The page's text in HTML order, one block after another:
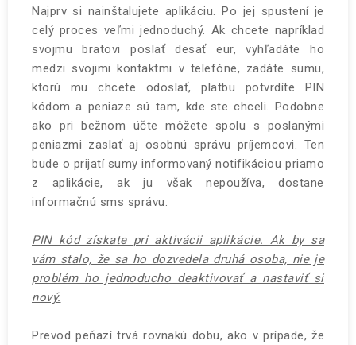
Najprv si nainštalujete aplikáciu. Po jej spustení je
celý proces veľmi jednoduchý. Ak chcete napríklad
svojmu bratovi poslať desať eur, vyhľadáte ho
medzi svojimi kontaktmi v telefóne, zadáte sumu,
ktorú mu chcete odoslať, platbu potvrdíte PIN
kódom a peniaze sú tam, kde ste chceli. Podobne
ako pri bežnom účte môžete spolu s poslanými
peniazmi zaslať aj osobnú správu príjemcovi. Ten
bude o prijatí sumy informovaný notifikáciou priamo
z aplikácie, ak ju však nepoužíva, dostane
informačnú sms správu.
PIN kód získate pri aktivácii aplikácie. Ak by sa
vám stalo, že sa ho dozvedela druhá osoba, nie je
problém ho jednoducho deaktivovať a nastaviť si
nový.
Prevod peňazí trvá rovnakú dobu, ako v prípade, že